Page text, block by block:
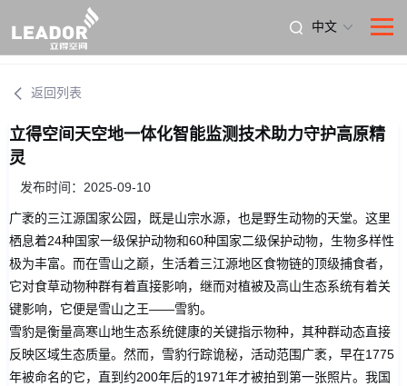
中文
返回列表
立得空间天空地一体化智能监测技术助力守护高原精
灵
发布时间：2025-09-10
广袤的三江源国家公园，既是山宗水源，也是野生动物的天堂。这里
栖息着24种国家一级保护动物和60种国家二级保护动物，生物多样性
极为丰富。而在雪山之巅，生活着三江源地区食物链的顶级捕食者，
它对食草动物种群有着直接影响，继而对植被及高山生态系统有着关
键影响，它便是雪山之王——雪豹。
雪豹是衡量高寒山地生态系统健康的关键指示物种，其种群动态直接
反映区域生态质量。然而，雪豹行踪诡秘，活动范围广袤，早在1775
年被命名的它，直到约200年后的1971年才被拍到第一张照片。我国